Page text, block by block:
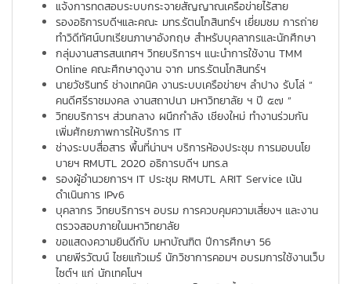
แจ้งการทดสอบระบบกระจายสัญญาณเครือข่ายไร้สาย
รองอธิการบดีฯและคณะ มทร.รัตนโกสินทร์ฯ เยี่ยมชม การถ่าย
ทำวิดีทัศน์บทเรียนภาษาอังกฤษ สำหรับบุคลากรและนักศึกษา
กลุ่มงานสารสนเทศฯ วิทยบริการฯ แนะนำการใช้งาน TMM
Online คณะศึกษาดูงาน จาก มทร.รัตนโกสินทร์ฯ
นายวัชรินทร์ ช่างเทคนิค งานระบบเครือข่ายฯ ลำปาง รับโล่ “
คนดีศรีราชมงคล งานสถาปนา มหาวิทยาลัย ฯ ปี ๕๗ ”
วิทยบริการฯ ส่วนกลาง ผนึกกำลัง เชียงใหม่ ทำงานร่วมกัน
เพิ่มศักยภาพการให้บริการ IT
ช่างระบบสื่อสาร พื้นที่น่านฯ บริการห้องประชุม การมอบนโย
บายฯ RMUTL 2020 อธิการบดีฯ มทร.ล
รองผู้อำนวยการฯ IT ประชุม RMUTL ARIT Service เน้น
ดำเนินการ IPv6
บุคลากร วิทยบริการฯ อบรม การควบคุมความเสี่ยงฯ และงาน
ตรวจสอบภายในมหาวิทยาลัย
ขอแสดงความยินดีกับ มหาบัณฑิต ปีการศึกษา 56
นายพีรวัฒน์ ไชยแก้วเมร์ นักวิชาการคอมฯ อบรมการใช้งานเว็บ
ไซต์ฯ แก่ นักเทคโนฯ